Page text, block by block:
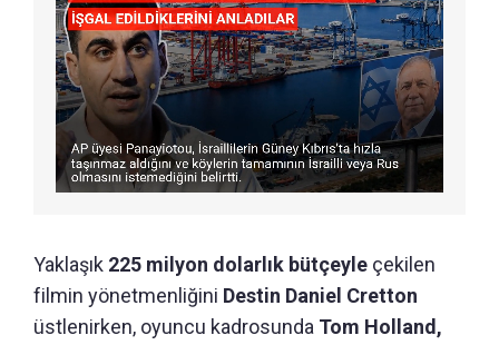
Yaklaşık 225 milyon dolarlık bütçeyle çekilen
filmin yönetmenliğini Destin Daniel Cretton
üstlenirken, oyuncu kadrosunda Tom Holland,